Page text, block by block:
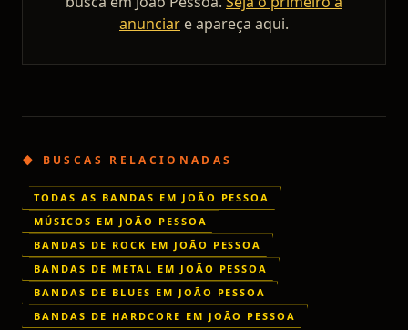
anunciar e apareça aqui.
◆ BUSCAS RELACIONADAS
TODAS AS BANDAS EM JOÃO PESSOA
MÚSICOS EM JOÃO PESSOA
BANDAS DE ROCK EM JOÃO PESSOA
BANDAS DE METAL EM JOÃO PESSOA
BANDAS DE BLUES EM JOÃO PESSOA
BANDAS DE HARDCORE EM JOÃO PESSOA